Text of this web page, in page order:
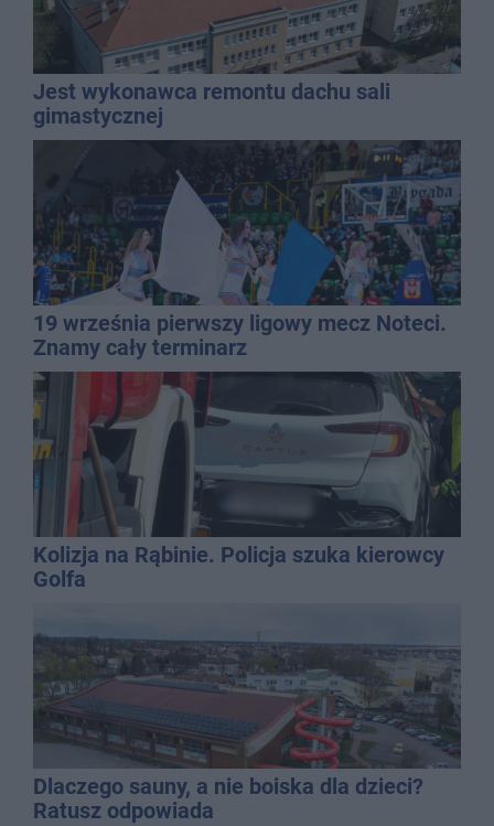
Jest wykonawca remontu dachu sali
gimastycznej
19 września pierwszy ligowy mecz Noteci.
Znamy cały terminarz
Kolizja na Rąbinie. Policja szuka kierowcy
Golfa
Dlaczego sauny, a nie boiska dla dzieci?
Ratusz odpowiada